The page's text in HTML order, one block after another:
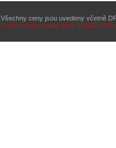
Všechny ceny jsou uvedeny včetně
Tento eshop dodala firma